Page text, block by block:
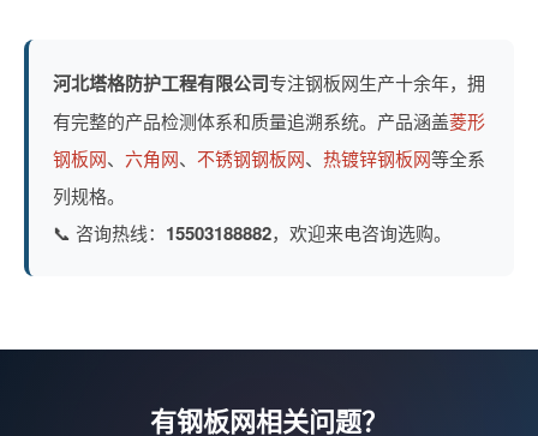
河北塔格防护工程有限公司专注钢板网生产十余年，拥
有完整的产品检测体系和质量追溯系统。产品涵盖菱形
钢板网、 六角网、 不锈钢钢板网、 热镀锌钢板网等全系
列规格。
📞 咨询热线： 15503188882，欢迎来电咨询选购。
有钢板网相关问题？